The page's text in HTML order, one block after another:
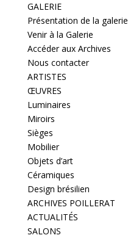
GALERIE
Présentation de la galerie
Venir à la Galerie
Accéder aux Archives
Nous contacter
ARTISTES
ŒUVRES
Luminaires
Miroirs
Sièges
Mobilier
Objets d’art
Céramiques
Design brésilien
ARCHIVES POILLERAT
ACTUALITÉS
SALONS